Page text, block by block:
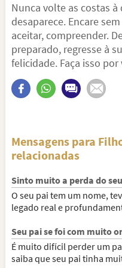
Nunca volte as costas
desaparece. Encare
aceitar, compreender.
preparado, regresse à
felicidade. Faça isso
Mensagens para
relacionadas
Sinto muito a perda do
O seu pai tem um nome,
legado real e
Seu pai se foi com muito
É muito difícil perder um
saiba que seu pai tinha